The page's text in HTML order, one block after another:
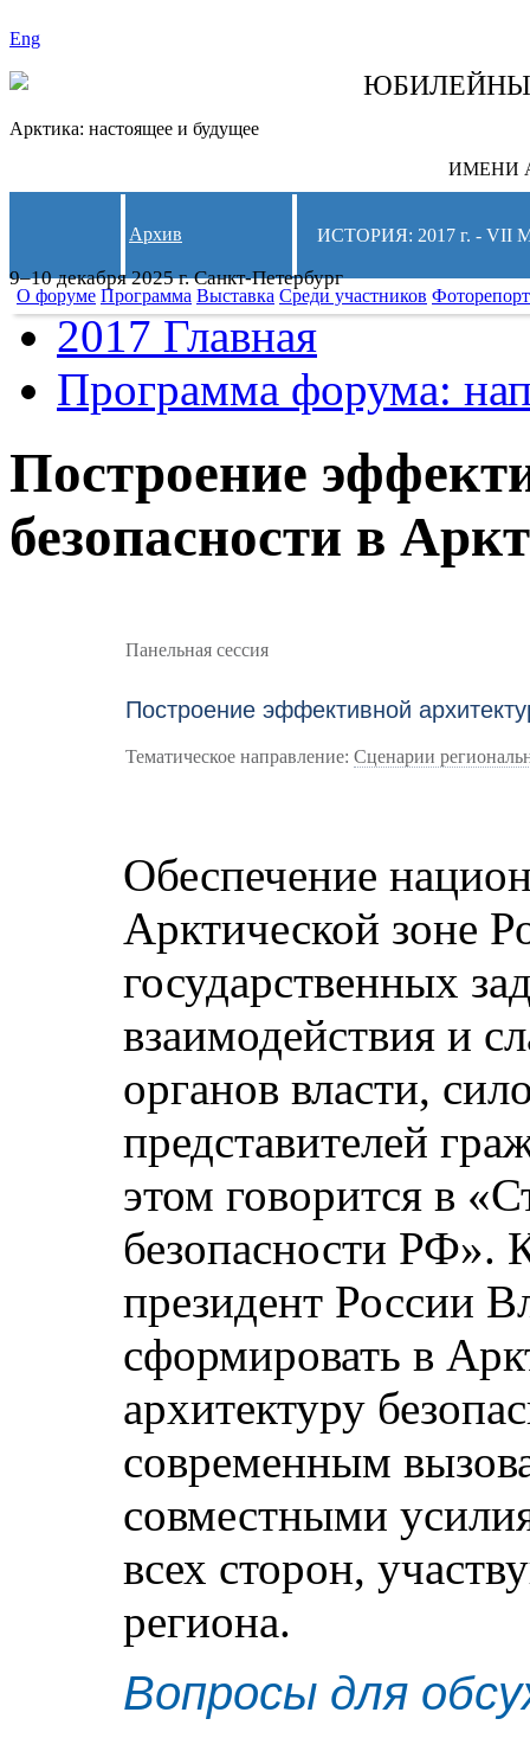
Eng
Арктика: настоящее и будущее
ИМЕНИ
9–10 декабря 2025 г. Санкт-Петербург
Архив ИСТОРИЯ: 2017 г. -
О форуме Программа Выставка Среди участников
2017 Главная
Программа форума:
Построение
безопасности в
Панельная сессия
Построение эффективной
Тематическое направление:Сценарии
Обеспечение
Арктической зоне
государственных
взаимодействия и
органов власти,
представителей
этом говорится в
безопасности РФ».
президент России
сформировать в
архитектуру
современным
совместными
всех сторон,
региона.
Вопросы для